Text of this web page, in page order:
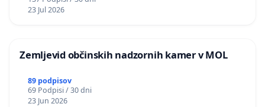
REPUBLIKE SLOVENIJE V MOSKVI
23 Jul 2026
Zemljevid občinskih nadzornih kamer v MOL
89 podpisov
69 Podpisi / 30 dni
23 Jun 2026